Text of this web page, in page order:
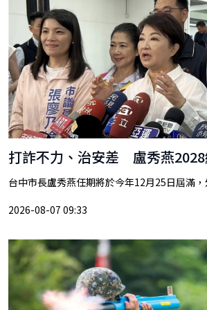
打詐不力、治安差 盧秀燕
台中市長盧秀燕任期將於今年12月25日屆滿
2026-08-07 09:33